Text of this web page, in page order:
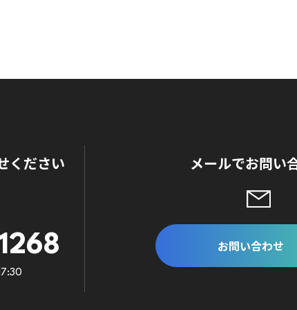
ください メールでお問い
お問い合わせ